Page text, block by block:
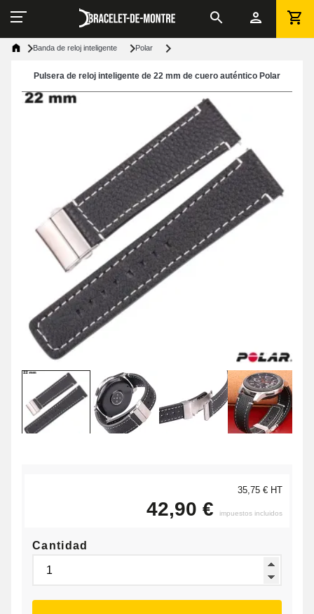
Banda de reloj inteligente Polar
Pulsera de reloj inteligente de 22 mm de cuero auténtico Polar
35,75 € HT
42,90 € impuestos incluidos
Cantidad